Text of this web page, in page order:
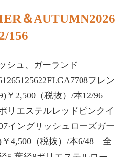
＆AUTUMN2026
156
シュ、ガーランド
フレン
￥2,500（税抜）/本12/96
リエステルレッドピンクイ
イングリッシュローズガー
￥4,500（税抜）/本6/48 全